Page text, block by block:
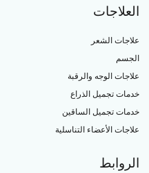
العلاجات
علاجات الشعر
الجسم
علاجات الوجه والرقبة
خدمات تجميل الذراع
خدمات تجميل الساقين
علاجات الأعضاء التناسلية
الروابط